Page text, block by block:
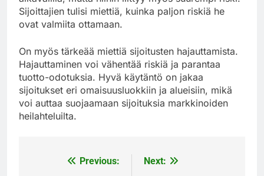
Sijoittajien tulisi miettiä, kuinka paljon riskiä he
ovat valmiita ottamaan.
On myös tärkeää miettiä sijoitusten hajauttamista.
Hajauttaminen voi vähentää riskiä ja parantaa
tuotto-odotuksia. Hyvä käytäntö on jakaa
sijoitukset eri omaisuusluokkiin ja alueisiin, mikä
voi auttaa suojaamaan sijoituksia markkinoiden
heilahteluilta.
Previous:
Next: